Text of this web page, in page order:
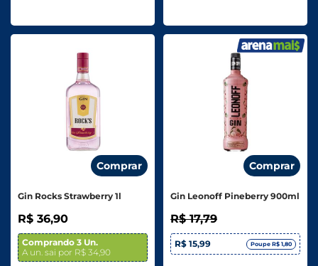
Comprar
Gin Rocks Strawberry 1l
R$ 36,90
Comprando 3 Un.
A un. sai por R$ 34,90
Comprar
Gin Leonoff Pineberry 900ml
R$ 17,79
R$ 15,99 Poupe R$ 1,80